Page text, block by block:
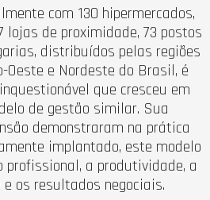
com 130 hipermercados,
lojas de proximidade, 73 postos
distribuídos pelas regiões
Oeste e Nordeste do Brasil, é
que cresceu em
de gestão similar. Sua
demonstraram na prática
implantado, este modelo
profissional, a produtividade, a
os resultados negociais.